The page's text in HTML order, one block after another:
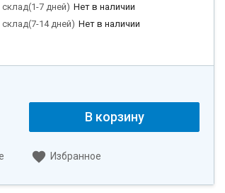
7 дней) Нет в наличии
14 дней) Нет в наличии
В корзину
Избранное